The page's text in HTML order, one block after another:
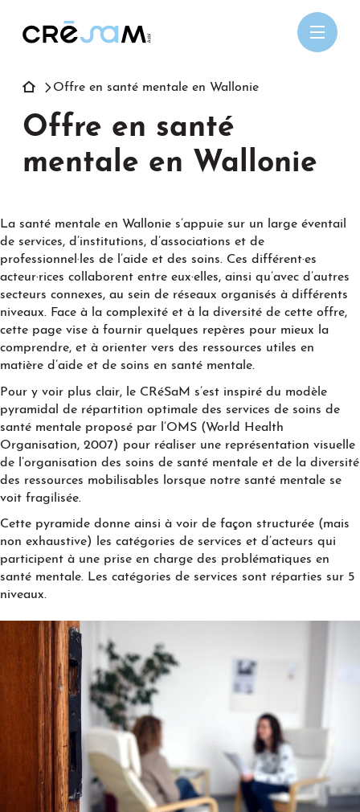
contenu
Offre en santé mentale en Wallonie
Offre en santé
mentale en Wallonie
La santé mentale en Wallonie s’appuie sur un large éventail
de services, d’institutions, d’associations et de
professionnel·les de l’aide et des soins. Ces différent·es
acteur·rices collaborent entre eux·elles, ainsi qu’avec d’autres
secteurs connexes, au sein de réseaux organisés à différents
niveaux. Face à la complexité et à la diversité de cette offre,
cette page vise à fournir quelques repères pour mieux la
comprendre, et à orienter vers des ressources utiles en
matière d’aide et de soins en santé mentale.
Pour y voir plus clair, le CRéSaM s’est inspiré du modèle
pyramidal de répartition optimale des services de soins de
santé mentale proposé par l’OMS (World Health
Organisation, 2007) pour réaliser une représentation visuelle
de l’organisation des soins de santé mentale et de la diversité
des ressources mobilisables lorsque notre santé mentale se
voit fragilisée.
Cette pyramide donne ainsi à voir de façon structurée (mais
non exhaustive) les catégories de services et d’acteurs qui
participent à une prise en charge des problématiques en
santé mentale. Les catégories de services sont réparties sur 5
niveaux.